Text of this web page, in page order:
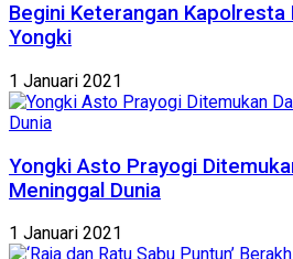
Begini Keterangan
Yongki
1 Januari 2021
Yongki Asto Prayogi
Meninggal Dunia
1 Januari 2021